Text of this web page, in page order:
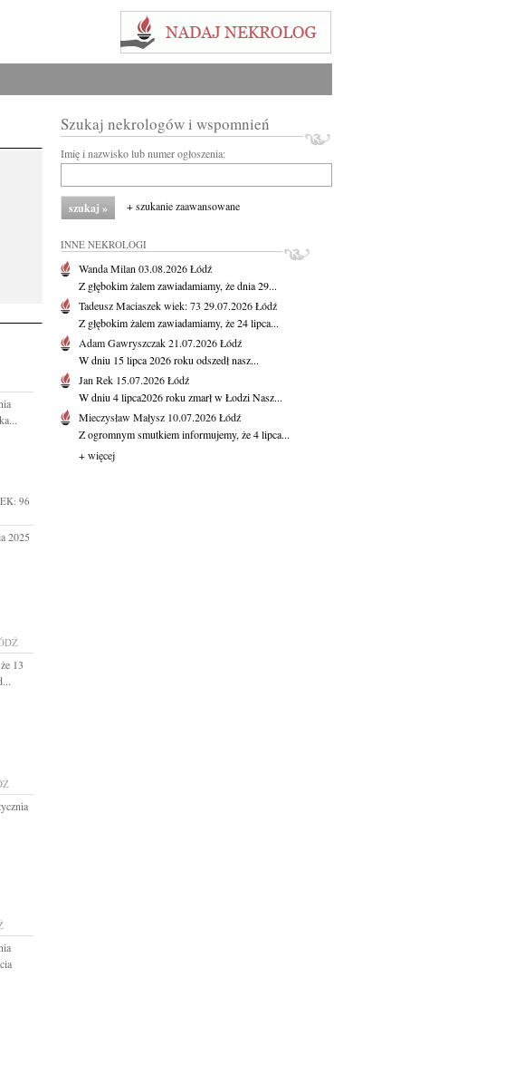
96
2025
13
Szukaj nekrologów i wspomnień
Imię i nazwisko lub numer ogłoszenia:
+ szukanie zaawansowane
INNE NEKROLOGI
Wanda Milan 03.08.2026Łódź
Z głębokim żalem zawiadamiamy, że dnia 29...
Tadeusz Maciaszekwiek: 73 29.07.2026Łódź
Z głębokim żalem zawiadamiamy, że 24 lipca...
Adam Gawryszczak21.07.2026Łódź
W dniu 15 lipca 2026 roku odszedł nasz...
Jan Rek 15.07.2026Łódź
W dniu 4 lipca2026 roku zmarł w Łodzi Nasz...
Mieczysław Małysz 10.07.2026Łódź
Z ogromnym smutkiem informujemy, że 4 lipca...
+ więcej